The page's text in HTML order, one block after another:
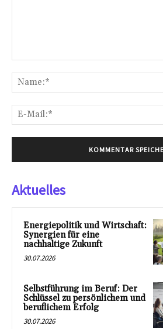
Aktuelles
Energiepolitik und Wirtschaft:
Synergien für eine
nachhaltige Zukunft
30.07.2026
Selbstführung im Beruf: Der
Schlüssel zu persönlichem und
beruflichem Erfolg
30.07.2026